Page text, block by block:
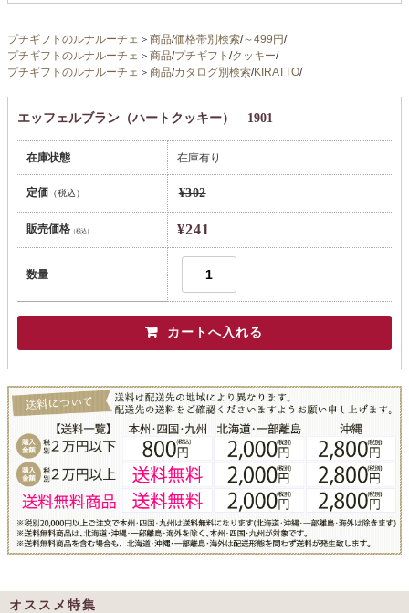
プチギフトのルナルーチェ ＞ 商品/価格帯別検索/～499円/
プチギフトのルナルーチェ ＞ 商品/プチギフト /クッキー/
プチギフトのルナルーチェ ＞ 商品/カタログ別検索/KIRATTO/
エッフェルブラン（ハートクッキー） 1901
在庫状態 在庫有り
定価（税込） ¥302
販売価格（税込） ¥241
数量
オススメ特集